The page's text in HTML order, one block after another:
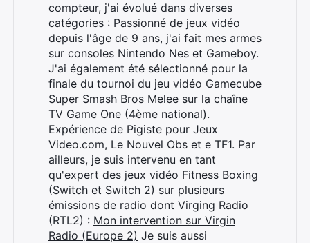
compteur, j'ai évolué dans diverses
catégories : Passionné de jeux vidéo
depuis l'âge de 9 ans, j'ai fait mes armes
sur consoles Nintendo Nes et Gameboy.
J'ai également été sélectionné pour la
finale du tournoi du jeu vidéo Gamecube
Super Smash Bros Melee sur la chaîne
TV Game One (4ème national).
Expérience de Pigiste pour Jeux
Video.com, Le Nouvel Obs et e TF1. Par
ailleurs, je suis intervenu en tant
qu'expert des jeux vidéo Fitness Boxing
(Switch et Switch 2) sur plusieurs
émissions de radio dont Virging Radio
(RTL2) : Mon intervention sur Virgin
Radio (Europe 2) Je suis aussi
Rechercher
: